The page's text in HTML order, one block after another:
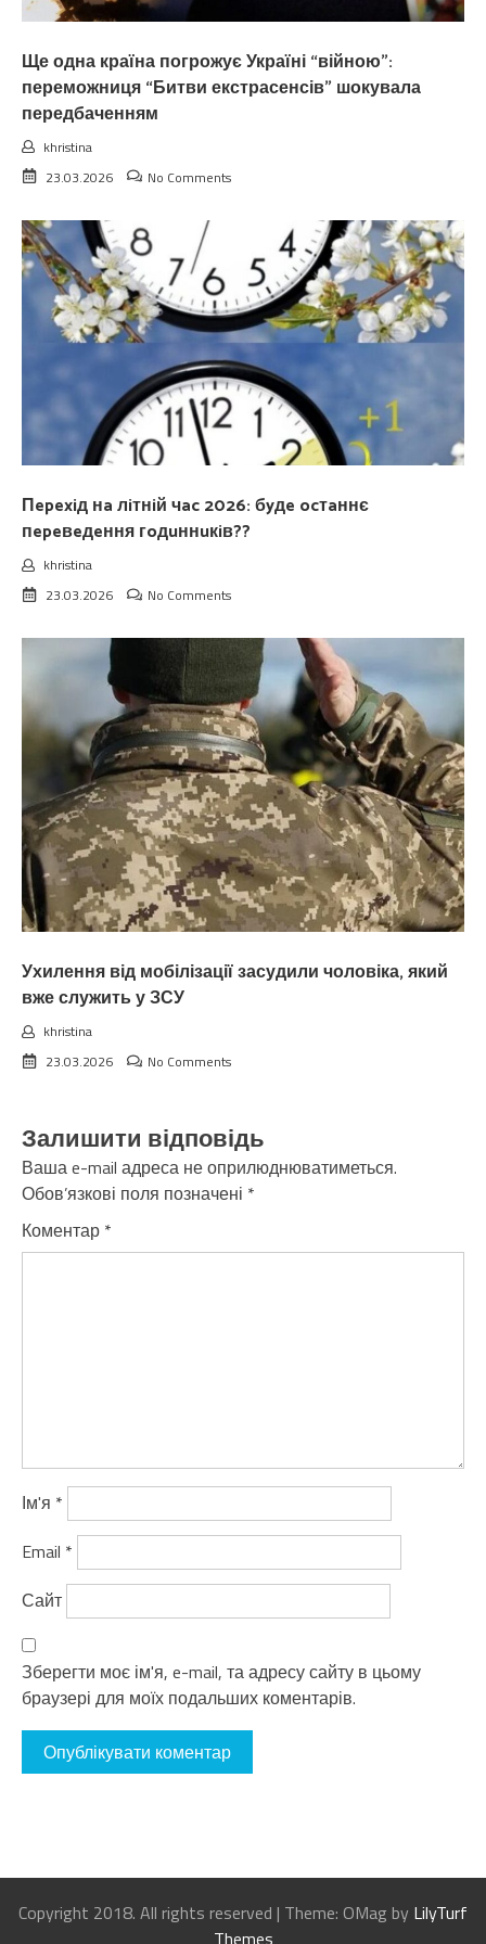
Ще одна країна погрожує Україні “війною”:
переможниця “Битви екстрасенсів” шокувала
передбаченням
khristina
23.03.2026
No Comments
Пepexiд нa лiтнiй чac 2026: бyдe ocтaннє
пepeвeдeння гoдuннuкiв??
khristina
23.03.2026
No Comments
Ухилення від мобілізації засудили чоловіка, який
вже служить у ЗСУ
khristina
23.03.2026
No Comments
Залишити відповідь
Ваша e-mail адреса не оприлюднюватиметься.
Обов’язкові поля позначені *
Коментар *
Ім'я *
Email *
Сайт
Зберегти моє ім'я, e-mail, та адресу сайту в цьому
браузері для моїх подальших коментарів.
Copyright 2018. All rights reserved | Theme: OMag by LilyTurf
Themes